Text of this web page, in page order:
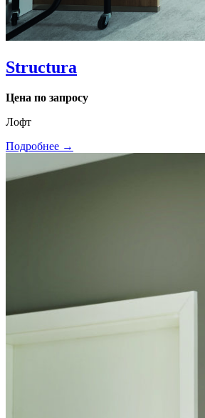
Structura
Цена по запросу
Лофт
Подробнее →